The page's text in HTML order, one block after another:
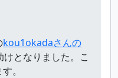
kou1okadaさんの
となりました。こ
。